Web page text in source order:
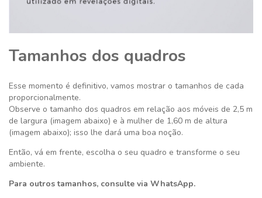
Tamanhos dos quadros
Esse momento é definitivo, vamos mostrar o tamanhos de cada
proporcionalmente.
Observe o tamanho dos quadros em relação aos móveis de 2,5 m
de largura (imagem abaixo) e à mulher de 1,60 m de altura
(imagem abaixo); isso lhe dará uma boa noção.
Então, vá em frente, escolha o seu quadro e transforme o seu
ambiente.
Para outros tamanhos, consulte via WhatsApp.